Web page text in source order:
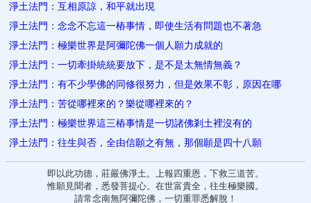
淨土法門：互相原諒，和平就出現
淨土法門：念念不忘這一樁事情，即使生活有問題也不著急
淨土法門：極樂世界是阿彌陀佛一個人願力成就的
淨土法門：一切牽掛統統要放下，是不是太無情無義？
淨土法門：有不少學佛的同修很努力，但是效果不彰，原因在哪
淨土法門：苦從哪裡來的？樂從哪裡來的？
淨土法門：極樂世界這三樁事情是一切諸佛剎土裡沒有的
淨土法門：往生與否，全由信願之有無，那個願是四十八願
即以此功德，莊嚴佛淨土。上報四重恩，下救三道苦。
惟願見聞者，悉發菩提心。在世富貴全，往生極樂國。
請常念南無阿彌陀佛，一切重罪悉解脫！